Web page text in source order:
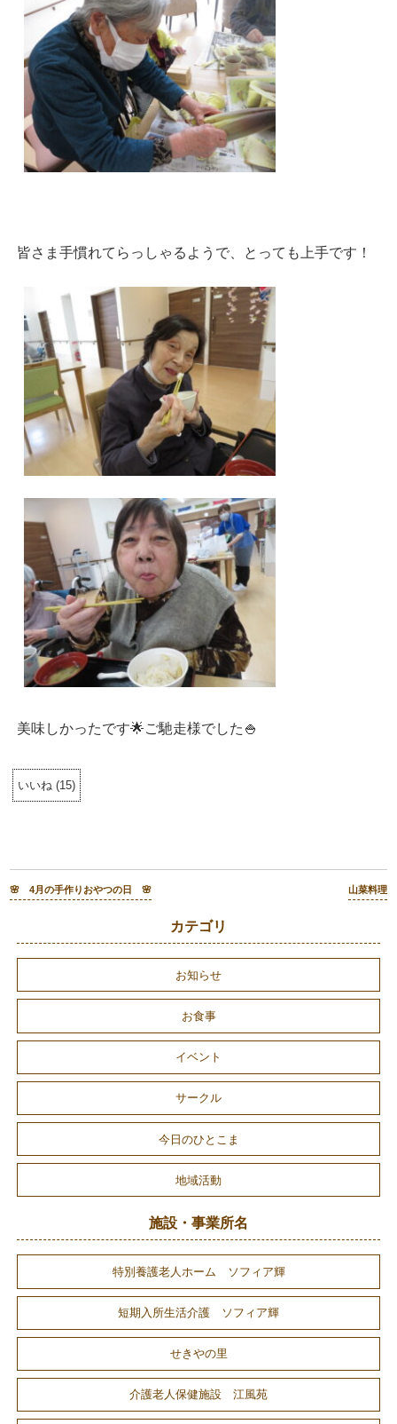
皆さま手慣れてらっしゃるようで、とっても上手です！
美味しかったです🌟ご馳走様でした🍚
いいね (15)
🌸 4月の手作りおやつの日 🌸 山菜料理
カテゴリ
お知らせ
お食事
イベント
サークル
今日のひとこま
地域活動
施設・事業所名
特別養護老人ホーム ソフィア輝
短期入所生活介護 ソフィア輝
せきやの里
介護老人保健施設 江風苑